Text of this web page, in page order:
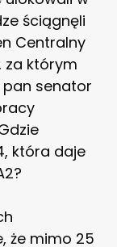
ściągnęli
Centralny
za którym
pan senator
która daje
że mimo 25